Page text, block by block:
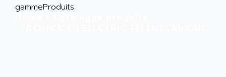
gammeProduits